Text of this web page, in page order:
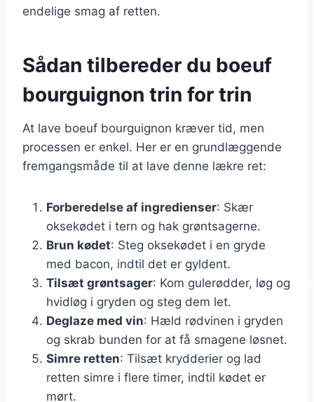
endelige smag af retten.
Sådan tilbereder du boeuf
bourguignon trin for trin
At lave boeuf bourguignon kræver tid, men
processen er enkel. Her er en grundlæggende
fremgangsmåde til at lave denne lækre ret:
Forberedelse af ingredienser: Skær
oksekødet i tern og hak grøntsagerne.
Brun kødet: Steg oksekødet i en gryde
med bacon, indtil det er gyldent.
Tilsæt grøntsager: Kom gulerødder, løg og
hvidløg i gryden og steg dem let.
Deglaze med vin: Hæld rødvinen i gryden
og skrab bunden for at få smagene løsnet.
Simre retten: Tilsæt krydderier og lad
retten simre i flere timer, indtil kødet er
mørt.